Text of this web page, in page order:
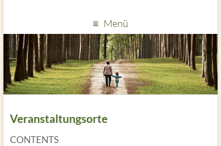
Menü
Veranstaltungsorte
CONTENTS